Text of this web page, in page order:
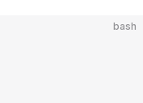
bash